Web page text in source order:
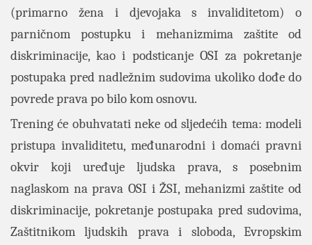
(primarno žena i djevojaka s invaliditetom) o
parničnom postupku i mehanizmima zaštite od
diskriminacije, kao i podsticanje OSI za pokretanje
postupaka pred nadležnim sudovima ukoliko dođe do
povrede prava po bilo kom osnovu.
Trening će obuhvatati neke od sljedećih tema: modeli
pristupa invaliditetu, međunarodni i domaći pravni
okvir koji uređuje ljudska prava, s posebnim
naglaskom na prava OSI i ŽSI, mehanizmi zaštite od
diskriminacije, pokretanje postupaka pred sudovima,
Zaštitnikom ljudskih prava i sloboda, Evropskim